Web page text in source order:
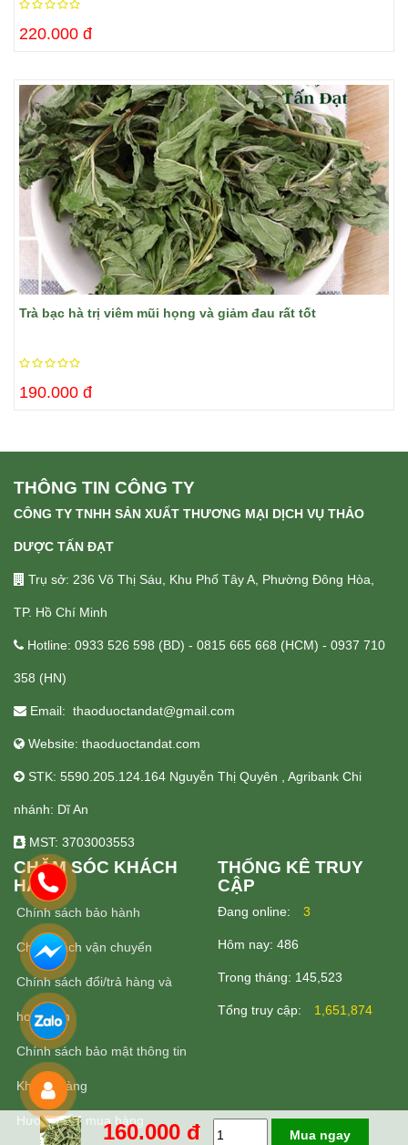
220.000 đ
Trà bạc hà trị viêm mũi họng và giảm đau rất tốt
190.000 đ
160.000 đ Mua ngay
THÔNG TIN CÔNG TY
CÔNG TY TNHH SẢN XUẤT THƯƠNG MẠI DỊCH VỤ THẢO
DƯỢC TẤN ĐẠT
Trụ sở: 236 Võ Thị Sáu, Khu Phố Tây A, Phường Đông Hòa,
TP. Hồ Chí Minh
Hotline: 0933 526 598 (BD) - 0815 665 668 (HCM) - 0937 710
358 (HN)
Email: thaoduoctandat@gmail.com
Website: thaoduoctandat.com
STK: 5590.205.124.164 Nguyễn Thị Quyên , Agribank Chi
nhánh: Dĩ An
MST: 3703003553
CHĂM SÓC KHÁCH
HÀNG
Chính sách bảo hành
Chính sách vận chuyển
Chính sách đổi/trả hàng và
hoàn tiền
Chính sách bảo mật thông tin
Khách Hàng
Hướng dẫn mua hàng
THỐNG KÊ TRUY
CẬP
Ðang online: 3
Hôm nay: 486
Trong tháng: 145,523
Tổng truy cập: 1,651,874